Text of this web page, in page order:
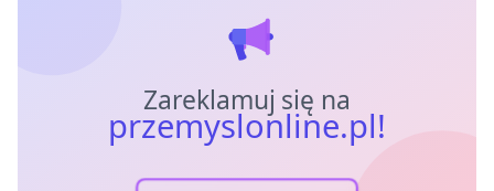
Zareklamuj się na
przemyslonline.pl!